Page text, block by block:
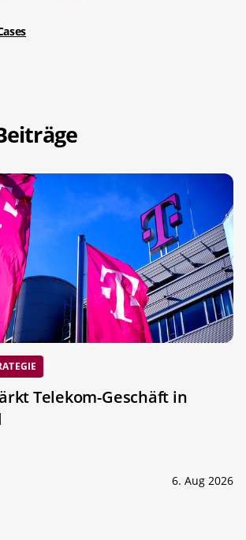
Telekom-Geschäft in
6. Aug 2026